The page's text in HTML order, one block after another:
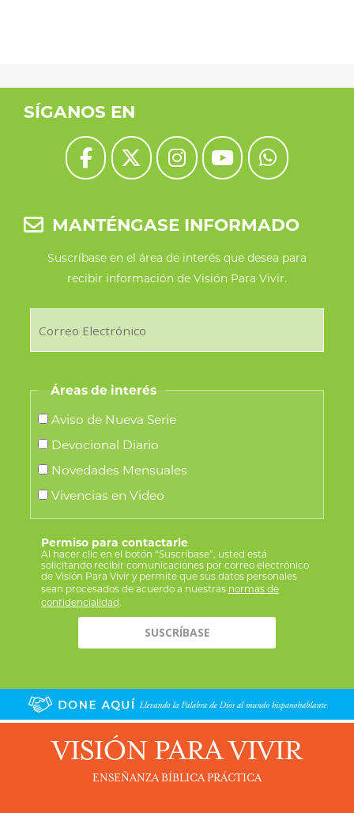
SÍGANOS EN
MANTÉNGASE INFORMADO
Suscríbase en el área de interés que desea para
recibir información de Visión Para Vivir.
Áreas de interés
Aviso de Nueva Serie
Devocional Diario
Novedades Mensuales
Vivencias en Video
Permiso para contactarle
Al hacer clic en el botón “Suscríbase”, usted está
solicitando recibir comunicaciones por correo electrónico
de Visión Para Vivir y permite que sus datos personales
sean procesados de acuerdo a nuestras normas de
confidencialidad.
VISIÓN PARA VIVIR
ENSEÑANZA BÍBLICA PRÁCTICA